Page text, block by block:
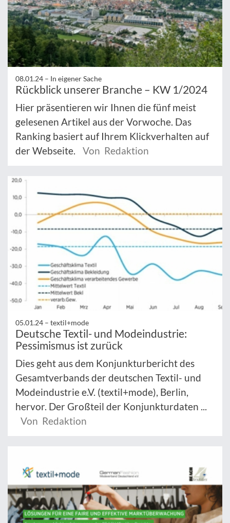
08.01.24 – In eigener Sache
Rückblick unserer Branche – KW 1/2024
Hier präsentieren wir Ihnen die fünf meist
gelesenen Artikel aus der Vorwoche. Das
Ranking basiert auf Ihrem Klickverhalten auf
der Webseite.
Von Redaktion
05.01.24 – textil+mode
Deutsche Textil- und Modeindustrie:
Pessimismus ist zurück
Dies geht aus dem Konjunkturbericht des
Gesamtverbands der deutschen Textil- und
Modeindustrie e.V. (textil+mode), Berlin,
hervor. Der Großteil der Konjunkturdaten ...
Von Redaktion